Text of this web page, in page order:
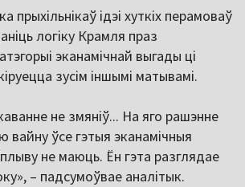
прыхільнікаў ідэі хуткіх перамоваў
логіку Крамля праз
эканамічнай выгады ці
зусім іншымі матывамі.
не змяніў... На яго рашэнне
вайну ўсе гэтыя эканамічныя
не маюць. Ён гэта разглядае
– падсумоўвае аналітык.